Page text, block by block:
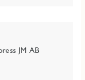
JM AB